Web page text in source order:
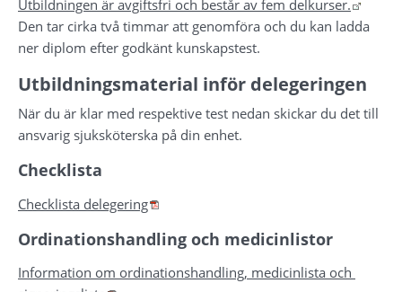
Utbildningen är avgiftsfri och består av fem delkurser.
Den tar cirka två timmar att genomföra och du kan ladda
ner diplom efter godkänt kunskapstest.
Utbildningsmaterial inför delegeringen
När du är klar med respektive test nedan skickar du det till
ansvarig sjuksköterska på din enhet.
Checklista
Checklista delegering Pdf, 169.7 kB.
Ordinationshandling och medicinlistor
Information om ordinationshandling, medicinlista och